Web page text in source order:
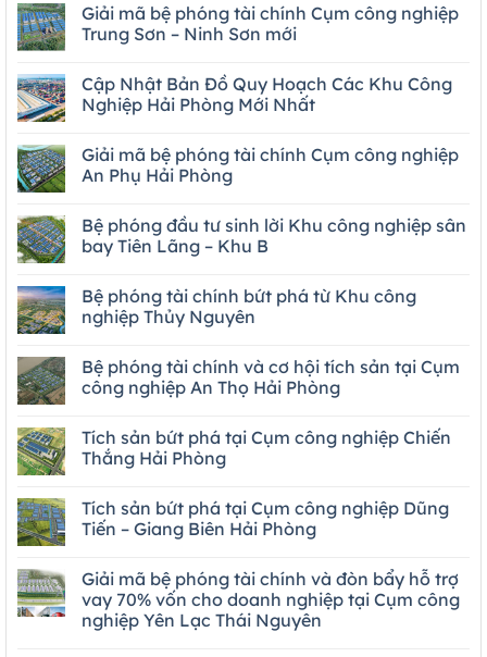
Giải mã bệ phóng tài chính Cụm công nghiệp
Trung Sơn – Ninh Sơn mới
Cập Nhật Bản Đồ Quy Hoạch Các Khu Công
Nghiệp Hải Phòng Mới Nhất
Giải mã bệ phóng tài chính Cụm công nghiệp
An Phụ Hải Phòng
Bệ phóng đầu tư sinh lời Khu công nghiệp sân
bay Tiên Lãng – Khu B
Bệ phóng tài chính bứt phá từ Khu công
nghiệp Thủy Nguyên
Bệ phóng tài chính và cơ hội tích sản tại Cụm
công nghiệp An Thọ Hải Phòng
Tích sản bứt phá tại Cụm công nghiệp Chiến
Thắng Hải Phòng
Tích sản bứt phá tại Cụm công nghiệp Dũng
Tiến – Giang Biên Hải Phòng
Giải mã bệ phóng tài chính và đòn bẩy hỗ trợ
vay 70% vốn cho doanh nghiệp tại Cụm công
nghiệp Yên Lạc Thái Nguyên